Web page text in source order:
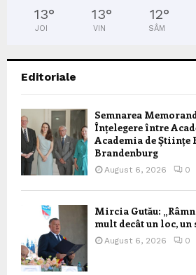
13°
JOI
13°
VIN
12°
SÂM
Editoriale
Semnarea
Înțelegere între
Academia de Științe
Brandenburg
August 6, 2026 0
Mircia Gutău:
mult decât un loc, un
August 6, 2026 0